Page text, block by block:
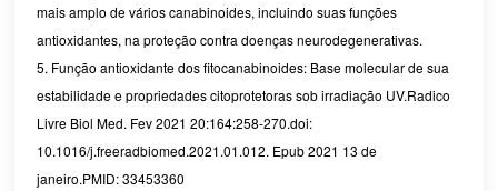
mais amplo de vários canabinoides, incluindo suas funções
antioxidantes, na proteção contra doenças neurodegenerativas.
5. Função antioxidante dos fitocanabinoides: Base molecular de sua
estabilidade e propriedades citoprotetoras sob irradiação UV.Radico
Livre Biol Med. Fev 2021 20:164:258-270.doi:
10.1016/j.freeradbiomed.2021.01.012. Epub 2021 13 de
janeiro.PMID: 33453360